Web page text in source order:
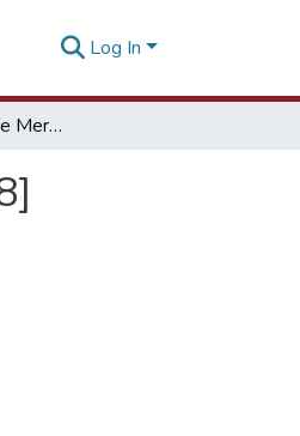
Log In
Plan de Desarrollo de Mercado Brasil [21 de noviembre de 2018]